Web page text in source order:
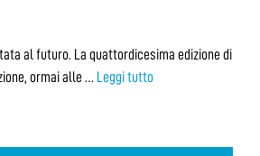
al futuro. La quattordicesima edizione di
ormai alle … Leggi tutto